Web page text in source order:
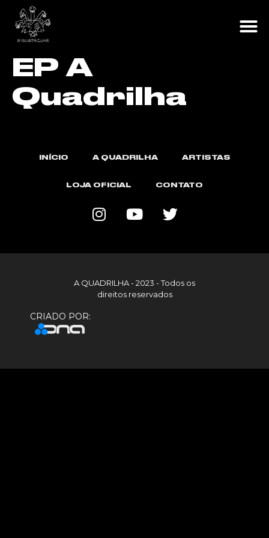
EP A
Quadrilha
INÍCIO A QUADRILHA ARTISTAS
LOJA OFICIAL CONTATO
A QUADRILHA - 2023 - Todos os
direitos reservados
CRIADO POR: